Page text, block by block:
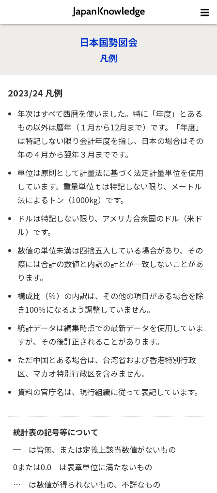
日本国勢図会
凡例
2023/24 凡例
年次はすべて西暦を使いました。特に「年度」とある
もの以外は暦年（１月から12月まで）です。「年度」
は特記しない限り会計年度を指し、日本の場合はその
年の４月から翌年３月までです。
単位は原則として計量法に基づく法定計量単位を使用
しています。重量単位ｔは特記しない限り、メートル
法によるトン（1000kg）です。
ドルは特記しない限り、アメリカ合衆国のドル（米ド
ル）です。
数値の単位未満は四捨五入している場合があり、その
際には合計の数値と内訳の計とが一致しないことがあ
ります。
構成比（％）の内訳は、その他の項目がある場合を除
き100％になるよう調整していません。
統計データは編集時点での最新データを使用していま
すが、その後訂正されることがあります。
ただ中国とある場合は、台湾省および香港特別行政
区、マカオ特別行政区を含みません。
資料の官庁名は、現行組織に従って表記しています。
統計表の記号等について
─ は皆無、または定義上該当数値がないもの
0または0.0 は表章単位に満たないもの
… は数値が得られないもの、不詳なもの